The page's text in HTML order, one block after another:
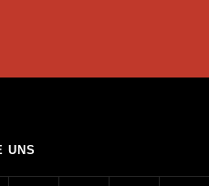
UNS